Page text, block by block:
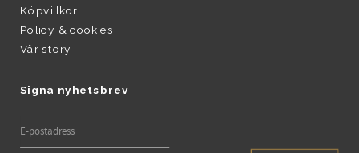
Köpvillkor
Policy & cookies
Vår story
Signa nyhetsbrev